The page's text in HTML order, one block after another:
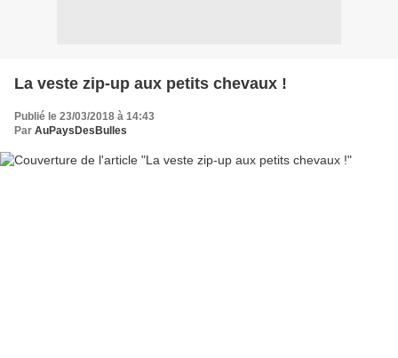
La veste zip-up aux petits chevaux !
Publié le 23/03/2018 à 14:43
Par AuPaysDesBulles